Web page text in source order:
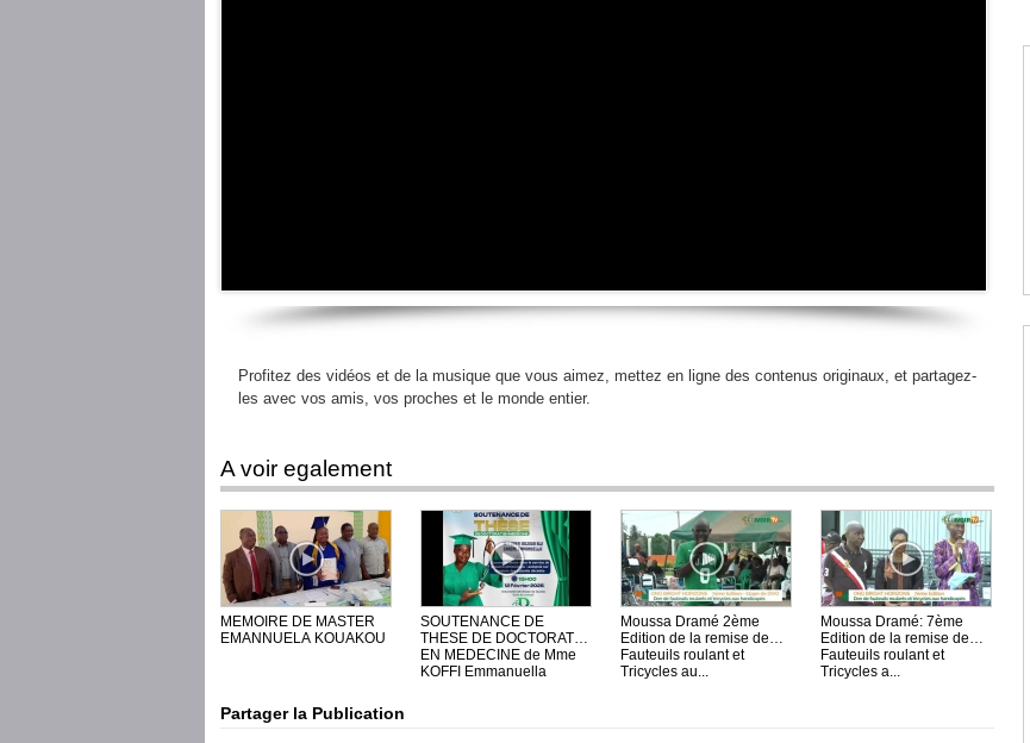
Profitez des vidéos et de la musique que vous aimez, mettez en ligne des contenus originaux, et partagez-
les avec vos amis, vos proches et le monde entier.
A voir egalement
MEMOIRE DE MASTER
EMANNUELA KOUAKOU
SOUTENANCE DE
THESE DE DOCTORAT
EN MEDECINE de Mme
KOFFI Emmanuella
Moussa Dramé 2ème
Edition de la remise de
Fauteuils roulant et
Tricycles au...
Moussa Dramé: 7ème
Edition de la remise de
Fauteuils roulant et
Tricycles a...
Partager la Publication